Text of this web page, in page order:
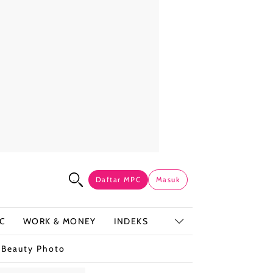
Daftar MPC Masuk
WORK & MONEY INDEKS
Beauty Photo